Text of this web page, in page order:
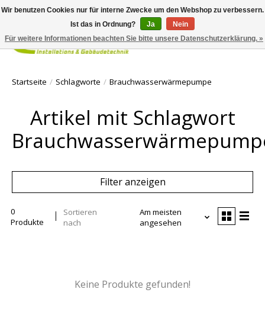
Ihr
Startseite / Schlagworte / Brauchwasserwärmepumpe
Artikel mit Schlagwort
Filter anzeigen
0
Produkte
Sortieren
nach
Am meisten
angesehen
Keine Produkte gefunden!
Wir benutzen Cookies nur für interne Zwecke um den Webshop zu verbessern.
Ist das in Ordnung?
Ja
Nein
Für weitere Informationen beachten Sie bitte unsere Datenschutzerklärung. »